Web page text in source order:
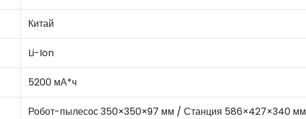
Китай
Li-Ion
5200 мА*ч
Робот-пылесос 350×350×97 мм / Станция 586×427×340 мм